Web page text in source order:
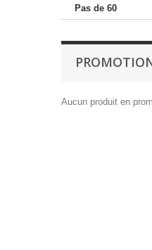
Pas de 60
Aucun produit en